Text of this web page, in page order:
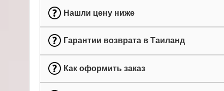
Нашли цену ниже
Гарантии возврата в Таиланд
Как оформить заказ